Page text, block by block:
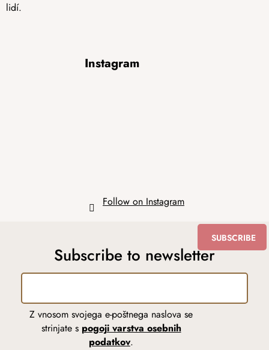
lidí.
Instagram
Follow on Instagram
Subscribe to newsletter
Z vnosom svojega e-poštnega naslova se
strinjate s pogoji varstva osebnih
podatkov.
SUBSCRIBE